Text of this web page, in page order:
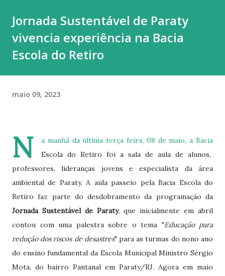
Jornada Sustentável de Paraty
vivencia experiência na Bacia
Escola do Retiro
maio 09, 2023
N
a manhã da última terça feira, 08 de maio, a Bacia
Escola do Retiro foi a sala de aula de alunos,
professores, lideranças jovens e especialista da área
ambiental de Paraty. A aula passeio pela Bacia Escola do
Retiro faz parte do desdobramento da programação da
Jornada Sustentável de Paraty, que inicialmente em abril
contou com uma palestra sobre o tema "Educação para
redução dos riscos de desastres" para as turmas do nono ano
do ensino fundamental da Escola Municipal Ministro Sérgio
Mota, do bairro Pantanal em Paraty/RJ. Agora em maio